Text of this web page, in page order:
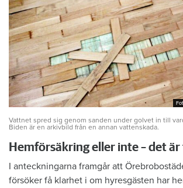
Vattnet spred sig genom sanden under golvet in till
Biden är en arkivbild från en annan vattenskada.
Hemförsäkring eller inte – det är
I anteckningarna framgår att
försöker få klarhet i om hyresgästen har